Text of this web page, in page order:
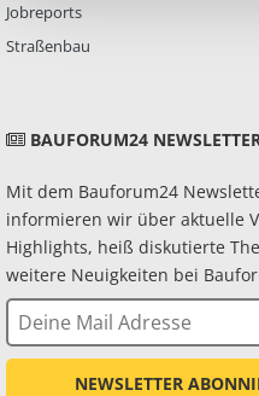
Jobreports
Straßenbau
BAUFORUM24
Mit dem Bauforum24
informieren wir über aktuelle
Highlights, heiß diskutierte
weitere Neuigkeiten bei
NEWSLETTER